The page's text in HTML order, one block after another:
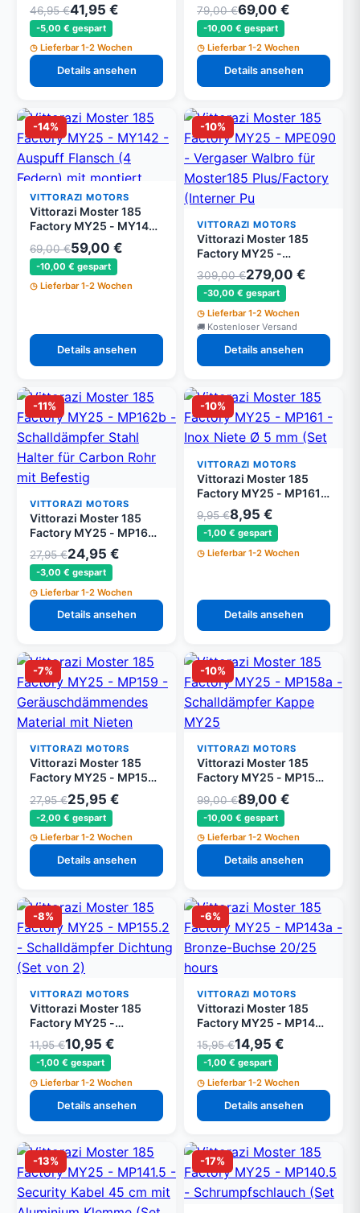
hours mit Federn und
Sicherheitskabels
46,95 €41,95 €
-5,00 € gespart
Lieferbar 1-2 Wochen
Details ansehen
montiert Buchse 40/50
hours und Federn MY25
79,00 €69,00 €
-10,00 € gespart
Lieferbar 1-2 Wochen
Details ansehen
-14%
VITTORAZI MOTORS
Vittorazi Moster 185
Factory MY25 - MY142
- Auspuff Flansch (4
Federn) mit montiert
Buchse 40/50 hours
und Federn
69,00 €59,00 €
-10,00 € gespart
Lieferbar 1-2 Wochen
Details ansehen
-10%
VITTORAZI MOTORS
Vittorazi Moster 185
Factory MY25 -
MPE090 - Vergaser
Walbro für Moster185
Plus/Factory (Interner
Pulsschaltkreis)
309,00 €279,00 €
-30,00 € gespart
Lieferbar 1-2 Wochen
Kostenloser Versand
Details ansehen
-11%
VITTORAZI MOTORS
Vittorazi Moster 185
Factory MY25 - MP162b
- Schalldämpfer Stahl
Halter für Carbon Rohr
mit Befestigung Set
27,95 €24,95 €
-3,00 € gespart
Lieferbar 1-2 Wochen
Details ansehen
-10%
VITTORAZI MOTORS
Vittorazi Moster 185
Factory MY25 - MP161 -
Edelstahl Niete Ø 5 mm
(Set von 10)
9,95 €8,95 €
-1,00 € gespart
Lieferbar 1-2 Wochen
Details ansehen
-7%
VITTORAZI MOTORS
Vittorazi Moster 185
Factory MY25 - MP159 -
Geräuschdämmendes
Material mit Nieten
27,95 €25,95 €
-2,00 € gespart
Lieferbar 1-2 Wochen
Details ansehen
-10%
VITTORAZI MOTORS
Vittorazi Moster 185
Factory MY25 - MP158a
- Schalldämpfer Kappe
MY25
99,00 €89,00 €
-10,00 € gespart
Lieferbar 1-2 Wochen
Details ansehen
-8%
VITTORAZI MOTORS
Vittorazi Moster 185
Factory MY25 -
MP155.2 -
Schalldämpfer Dichtung
(Set von 2)
11,95 €10,95 €
-1,00 € gespart
Lieferbar 1-2 Wochen
Details ansehen
-6%
VITTORAZI MOTORS
Vittorazi Moster 185
Factory MY25 - MP143a
- Bronze-Buchse 20/25
hours
15,95 €14,95 €
-1,00 € gespart
Lieferbar 1-2 Wochen
Details ansehen
-13% -17%